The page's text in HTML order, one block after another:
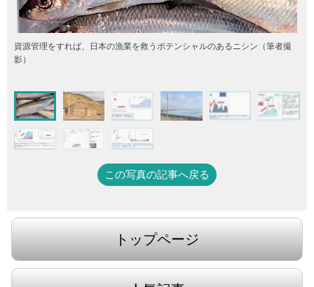
資源管理をすれば、日本の漁業を救うポテンシャルのあるニシン（筆者撮
影）
この写真の記事へ戻る
トップページ